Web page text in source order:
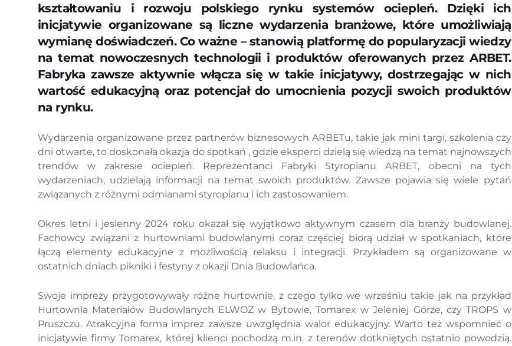
kształtowaniu i rozwoju polskiego rynku systemów ociepleń. Dzięki ich
inicjatywie organizowane są liczne wydarzenia branżowe, które umożliwiają
wymianę doświadczeń. Co ważne – stanowią platformę do popularyzacji wiedzy
na temat nowoczesnych technologii i produktów oferowanych przez ARBET.
Fabryka zawsze aktywnie włącza się w takie inicjatywy, dostrzegając w nich
wartość edukacyjną oraz potencjał do umocnienia pozycji swoich produktów
na rynku.
Wydarzenia organizowane przez partnerów biznesowych ARBETu, takie jak mini targi, szkolenia czy
dni otwarte, to doskonała okazja do spotkań , gdzie eksperci dzielą się wiedzą na temat najnowszych
trendów w zakresie ociepleń. Reprezentanci Fabryki Styropianu ARBET, obecni na tych
wydarzeniach, udzielają informacji na temat swoich produktów. Zawsze pojawia się wiele pytań
związanych z różnymi odmianami styropianu i ich zastosowaniem.
Okres letni i jesienny 2024 roku okazał się wyjątkowo aktywnym czasem dla branży budowlanej.
Fachowcy związani z hurtowniami budowlanymi coraz częściej biorą udział w spotkaniach, które
łączą elementy edukacyjne z możliwością relaksu i integracji. Przykładem są organizowane w
ostatnich dniach pikniki i festyny z okazji Dnia Budowlańca.
Swoje imprezy przygotowywały różne hurtownie, z czego tylko we wrześniu takie jak na przykład
Hurtownia Materiałów Budowlanych ELWOZ w Bytowie, Tomarex w Jeleniej Górze, czy TROPS w
Pruszczu. Atrakcyjna forma imprez zawsze uwzględnia walor edukacyjny. Warto też wspomnieć o
inicjatywie firmy Tomarex, której klienci pochodzą m.in. z terenów dotkniętych ostatnio powodzią.